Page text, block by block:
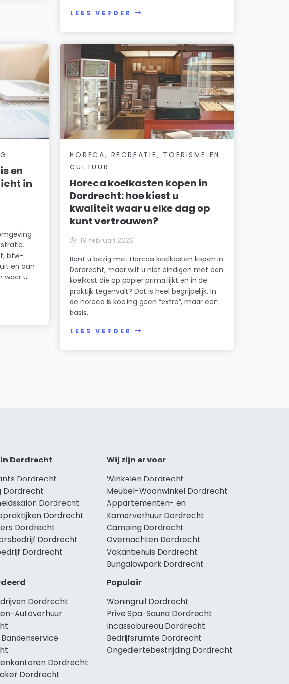
LEES VERDER
en
in
btw-
en aan
waar u
HORECA, RECREATIE, TOERISME EN
CULTUUR
Horeca koelkasten kopen in
Dordrecht: hoe kiest u
kwaliteit waar u elke dag op
kunt vertrouwen?
19 februari 2026
Bent u bezig met Horeca koelkasten kopen in
Dordrecht, maar wilt u niet eindigen met een
koelkast die op papier prima lijkt en in de
praktijk tegenvalt? Dat is heel begrijpelijk. In
de horeca is koeling geen “extra”, maar een
basis.
LEES VERDER
Dordrecht
Dordrecht
Dordrecht
Dordrecht
Dordrecht
Dordrecht
Dordrecht
Dordrecht
Wij zijn er voor
Winkelen Dordrecht
Meubel-Woonwinkel Dordrecht
Appartementen- en
Kamerverhuur Dordrecht
Camping Dordrecht
Overnachten Dordrecht
Vakantiehuis Dordrecht
Bungalowpark Dordrecht
Dordrecht
Autoverhuur
Dordrecht
Dordrecht
Populair
Woningruil Dordrecht
Prive Spa-Sauna Dordrecht
Incassobureau Dordrecht
Bedrijfsruimte Dordrecht
Ongediertebestrijding Dordrecht